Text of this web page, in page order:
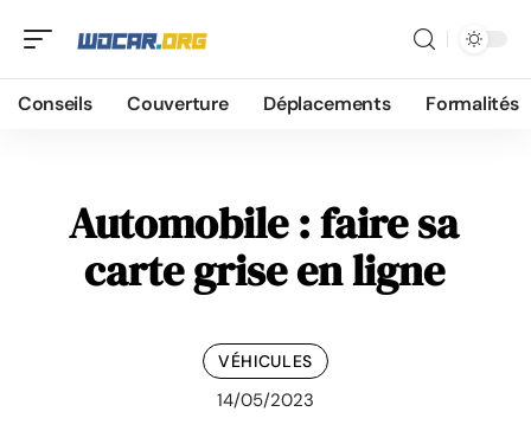
Conseils Couverture Déplacements Formalités
Automobile : faire sa
carte grise en ligne
VÉHICULES
14/05/2023